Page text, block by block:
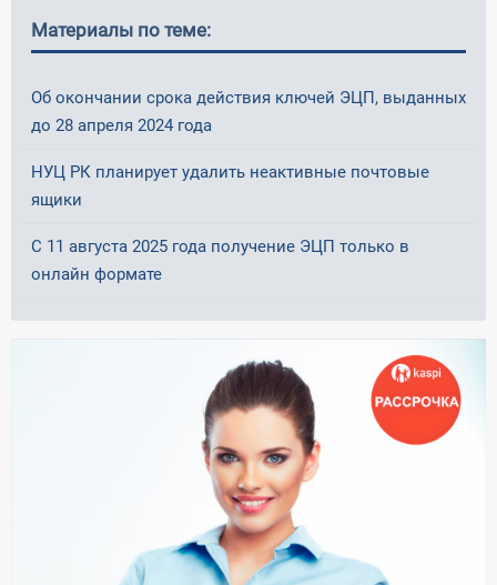
Материалы по теме:
Об окончании срока действия ключей ЭЦП, выданных
до 28 апреля 2024 года
НУЦ РК планирует удалить неактивные почтовые
ящики
С 11 августа 2025 года получение ЭЦП только в
онлайн формате